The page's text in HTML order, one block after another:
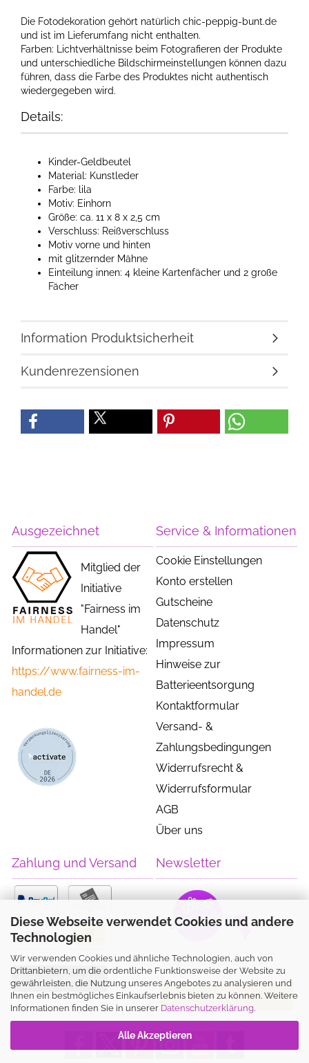
Diese Webseite verwendet Cookies und andere
Technologien
Wir verwenden Cookies und ähnliche Technologien, auch von
Drittanbietern, um die ordentliche Funktionsweise der Website zu
gewährleisten, die Nutzung unseres Angebotes zu analysieren und
Ihnen ein bestmögliches Einkaufserlebnis bieten zu können. Weitere
Informationen finden Sie in unserer Datenschutzerklärung.
Alle Akzeptieren
Die Fotodekoration gehört natürlich chic-peppig-bunt.de
und ist im Lieferumfang nicht enthalten.
Farben: Lichtverhältnisse beim Fotografieren der Produkte
und unterschiedliche Bildschirmeinstellungen können dazu
führen, dass die Farbe des Produktes nicht authentisch
wiedergegeben wird.​
Details:
Kinder-Geldbeutel
Material: Kunstleder
Farbe: lila
Motiv: Einhorn
Größe: ca. 11 x 8 x 2,5 cm
Verschluss: Reißverschluss
Motiv vorne und hinten
mit glitzernder Mähne
Einteilung innen: 4 kleine Kartenfächer und 2 große
Fächer
Information Produktsicherheit
Kundenrezensionen
Ausgezeichnet
Mitglied der
Initiative
"Fairness im
Handel"
Informationen zur Initiative:
https://www.fairness-im-
handel.de
Service & Informationen
Cookie Einstellungen
Konto erstellen
Gutscheine
Datenschutz
Impressum
Hinweise zur
Batterieentsorgung
Kontaktformular
Versand- &
Zahlungsbedingungen
Widerrufsrecht &
Widerrufsformular
AGB
Über uns
Zahlung und Versand
Vertrag widerrufen
Newsletter